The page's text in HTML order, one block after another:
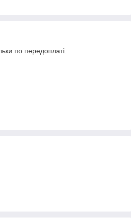
по передоплаті.